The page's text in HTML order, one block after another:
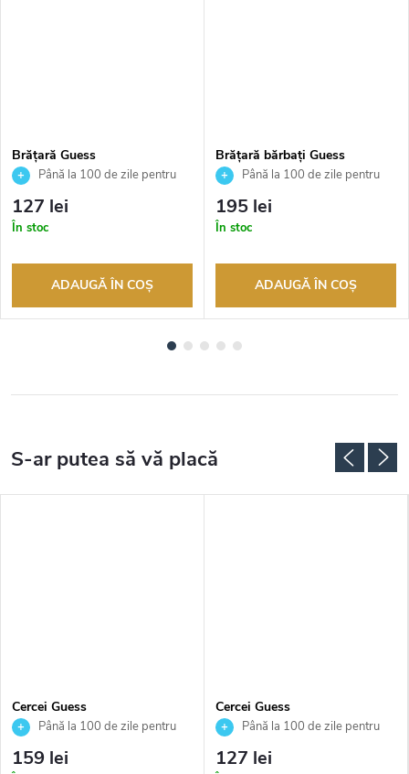
Brățară Guess
JUBB02248JWYGS
Până la 100 de zile pentru
returnarea bunurilor. Vânzător
autorizat
127 lei
În stoc
ADAUGĂ ÎN COŞ
Brățară bărbați Guess
JUMB05015JWSTS
Până la 100 de zile pentru
returnarea bunurilor. Vânzător
autorizat
195 lei
În stoc
ADAUGĂ ÎN COŞ
Cercei Guess
JUBE05462JWRHT
Până la 100 de zile pentru
returnarea bunurilor. Vânzător
autorizat
159 lei
Cercei Guess
JUBE04070JWRHT
Până la 100 de zile pentru
returnarea bunurilor. Vânzător
autorizat
127 lei